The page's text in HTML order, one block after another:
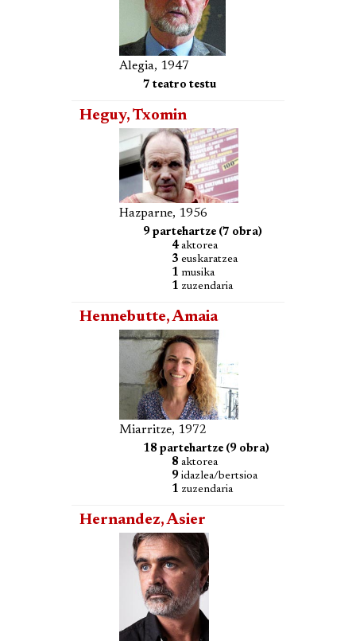
Alegia, 1947
7 teatro testu
Heguy, Txomin
Hazparne, 1956
9 partehartze (7 obra)
4aktorea
3 euskaratzea
1 musika
1 zuzendaria
Hennebutte, Amaia
Miarritze, 1972
18 partehartze (9 obra)
8 aktorea
9 idazlea/bertsioa
1 zuzendaria
Hernandez, Asier